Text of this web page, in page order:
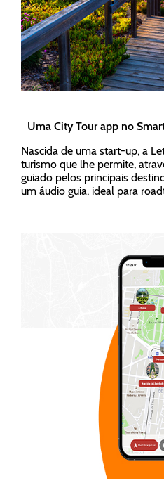
Uma City Tour app no
Nascida de uma start-up, a
turismo que lhe permite,
guiado pelos principais
um áudio guia, ideal para